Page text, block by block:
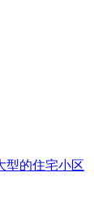
型的住宅小区